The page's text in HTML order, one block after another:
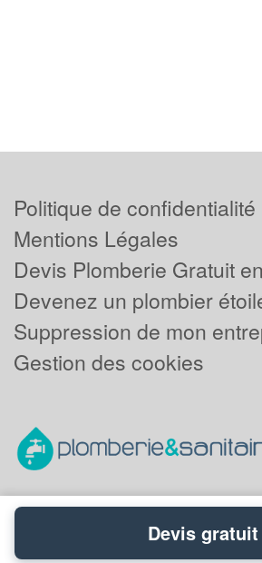
Politique de confidentialité
Mentions Légales
Devis Plomberie Gratuit
Devenez un plombier
Suppression de mon
Gestion des cookies
Powered byPlus que
Devis gratuit